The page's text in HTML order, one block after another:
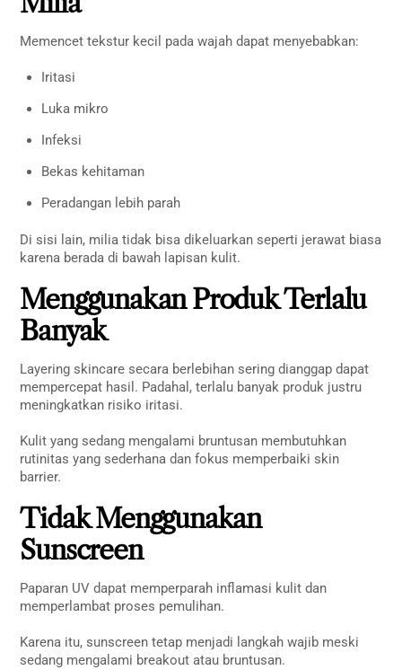
Memencet tekstur kecil pada wajah dapat menyebabkan:
Iritasi
Luka mikro
Infeksi
Bekas kehitaman
Peradangan lebih parah
Di sisi lain, milia tidak bisa dikeluarkan seperti jerawat biasa
karena berada di bawah lapisan kulit.
Menggunakan Produk Terlalu
Banyak
Layering skincare secara berlebihan sering dianggap dapat
mempercepat hasil. Padahal, terlalu banyak produk justru
meningkatkan risiko iritasi.
Kulit yang sedang mengalami bruntusan membutuhkan
rutinitas yang sederhana dan fokus memperbaiki skin
barrier.
Tidak Menggunakan
Sunscreen
Paparan UV dapat memperparah inflamasi kulit dan
memperlambat proses pemulihan.
Karena itu, sunscreen tetap menjadi langkah wajib meski
sedang mengalami breakout atau bruntusan.